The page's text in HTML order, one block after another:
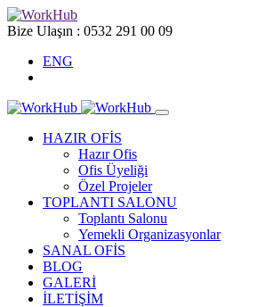
Bize Ulaşın : 0532 291 00 09
ENG
HAZIR OFİS
Hazır Ofis
Ofis Üyeliği
Özel Projeler
TOPLANTI SALONU
Toplantı Salonu
Yemekli Organizasyonlar
SANAL OFİS
BLOG
GALERİ
İLETİŞİM